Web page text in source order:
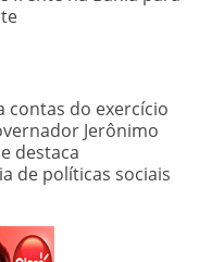
contas do exercício
Jerônimo
destaca
de políticas sociais